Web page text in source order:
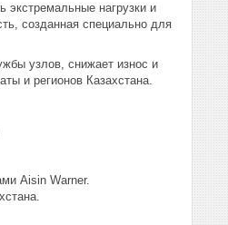
экстремальные нагрузки и
созданная специально для
узлов, снижает износ и
и регионов Казахстана.
Aisin Warner.